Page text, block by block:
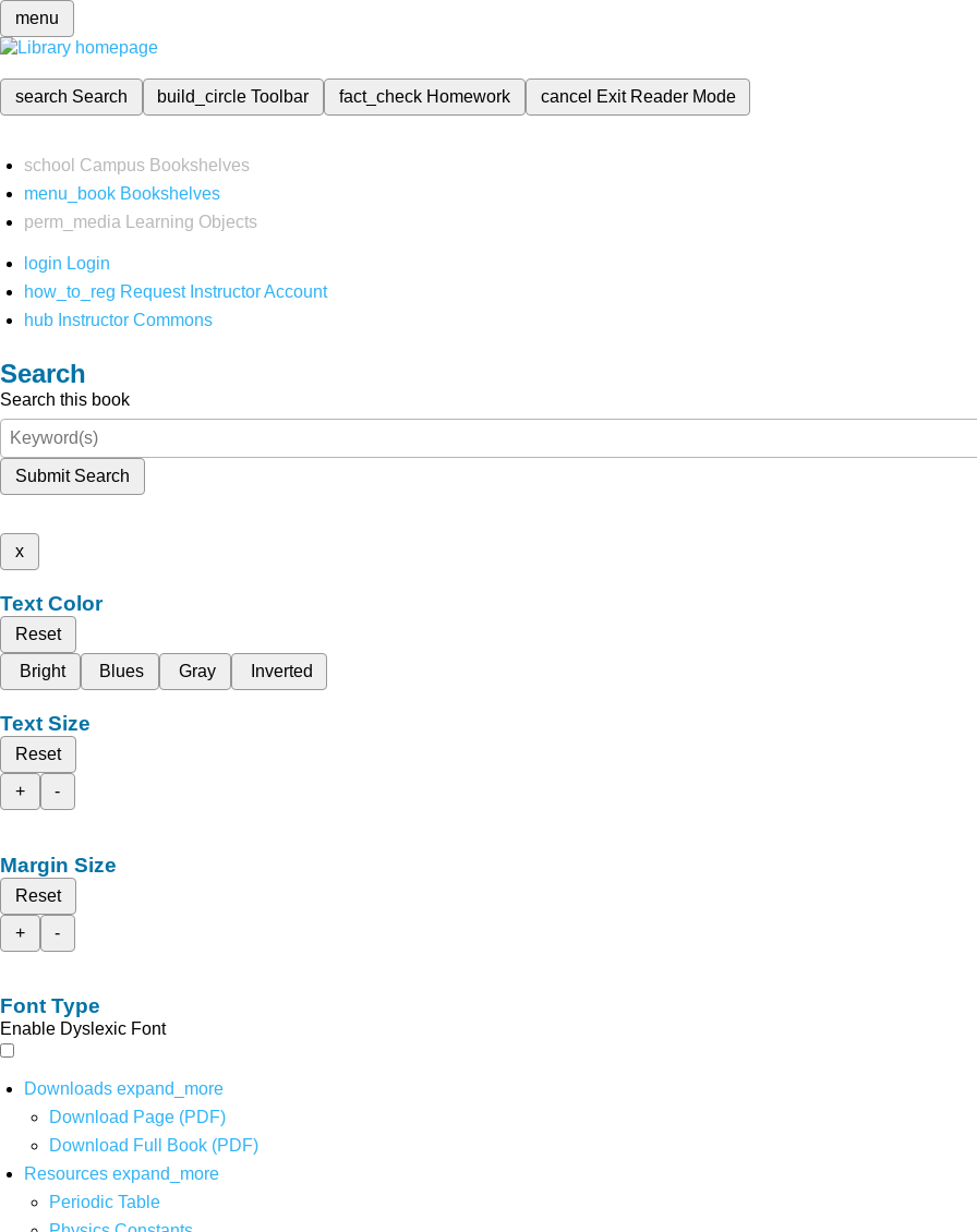
menu
search Search build_circleToolbar fact_check Homework cancel Exit Reader Mode
school Campus Bookshelves
menu_book Bookshelves
perm_media
Learning Objects
login Login
how_to_reg Request Instructor Account
hub Instructor Commons
Search
Search this book
Submit Search
x
Text Color
Reset
Bright
Blues Gray Inverted
Text Size
Reset
+
-
Margin Size
Reset
+
-
Font Type
Enable Dyslexic Font
Downloads expand_more
Download Page (PDF)
Download Full Book (PDF)
Resources expand_more
Periodic Table